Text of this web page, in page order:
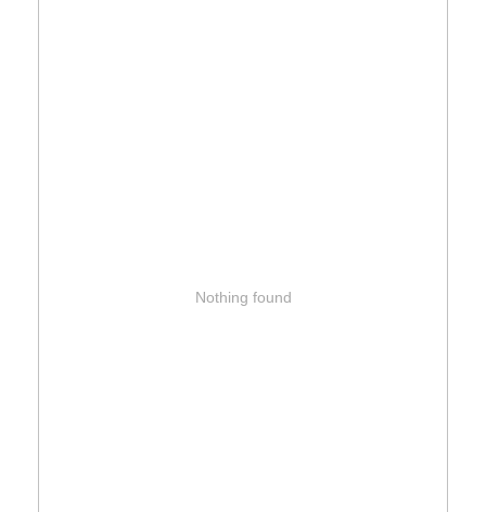
Nothing found